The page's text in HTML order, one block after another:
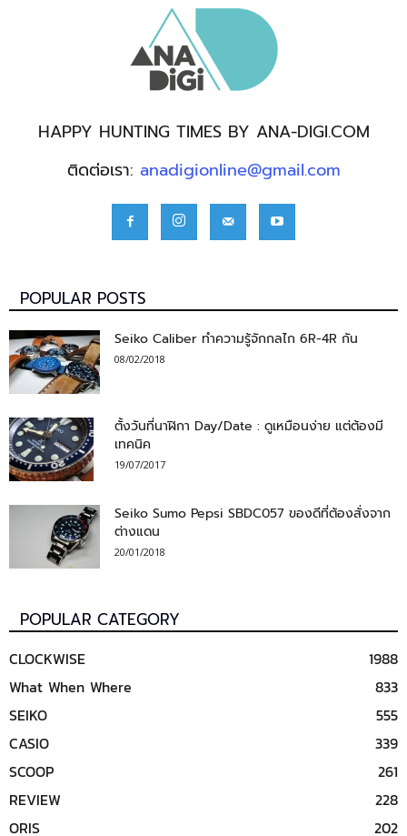
HAPPY HUNTING TIMES BY ANA-DIGI.COM
ติดต่อเรา: anadigionline@gmail.com
POPULAR POSTS
Seiko Caliber ทำความรู้จักกลไก 6R-4R กัน
08/02/2018
ตั้งวันที่นาฬิกา Day/Date : ดูเหมือนง่าย แต่ต้องมี
เทคนิค
19/07/2017
Seiko Sumo Pepsi SBDC057 ของดีที่ต้องสั่งจาก
ต่างแดน
20/01/2018
POPULAR CATEGORY
CLOCKWISE
1988
What When Where
833
SEIKO
555
CASIO
339
SCOOP
261
REVIEW
228
ORIS
202